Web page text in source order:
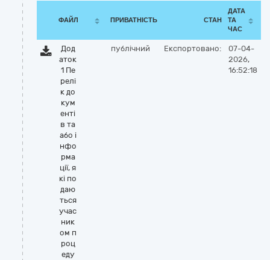
ФАЙЛ ПРИВАТНІСТЬ СТАН
ДАТА
ТА
ЧАС
Дод
аток
1 Пе
релі
к до
кум
енті
в та
або і
нфо
рма
ції, я
кі по
даю
ться
учас
ник
ом п
роц
еду
публічний Експортовано:
07-04-
2026,
16:52:18